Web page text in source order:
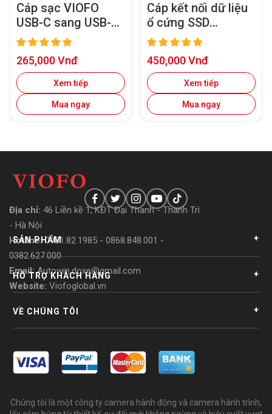
Cáp sạc VIOFO
USB-C sang USB-C
cho camera hành
trình VIOFO có
cổng Type-C
Giá
bán
265,000 Vnđ
Xem tiếp
Mua ngay
Cáp kết nối dữ liệu
ổ cứng SSD
1,8M/2,5M cho
dòng VIOFO
A329/A329S
Giá
bán
450,000 Vnđ
Xem tiếp
Mua ngay
Địa chỉ: 46 Liền kề 1, KĐT Đại Thanh - Thanh Trì
- Hà Nội
Hotline:0981.82.1985 - 0868.848.001 -
0382.627.000
Email:Autowin.doxe@gmail.com
Website: Viofoglobal.vn
SẢN PHẨM +
HỖ TRỢ KHÁCH HÀNG +
VỀ CHÚNG TÔI +
Chúng tôi là một công ty camera hành động và camera hành trình,